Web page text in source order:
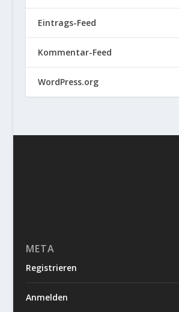
Eintrags-Feed
Kommentar-Feed
WordPress.org
META
Registrieren
Anmelden